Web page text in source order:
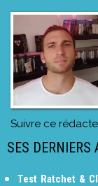
Suivre ce
SES DERNIERS
Test Ratchet &